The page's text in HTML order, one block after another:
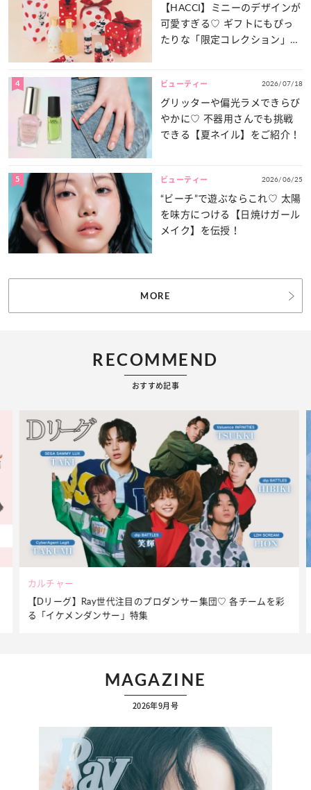
【HACCI】ミニーのデザインが
可愛すぎる♡ ギフトにもぴっ
たりな「限定コレクション」が
4 ビューティー 2026/07/18
グリッターや偏光ラメできらび
やかに♡ 不器用さんでも挑戦
できる【夏ネイル】をご紹介！
5 ビューティー 2026/06/25
“ビーチ”で遊ぶならこれ♡ 太陽
を味方につける【日焼けガール
メイク】を伝授！
MORE
RECOMMEND
おすすめ記事
ビューティー
夏だからこそ“水分”が大切！くずれないメイクをつくる【保湿
ケア】アイテム3選
MAGAZINE
2026年9月号